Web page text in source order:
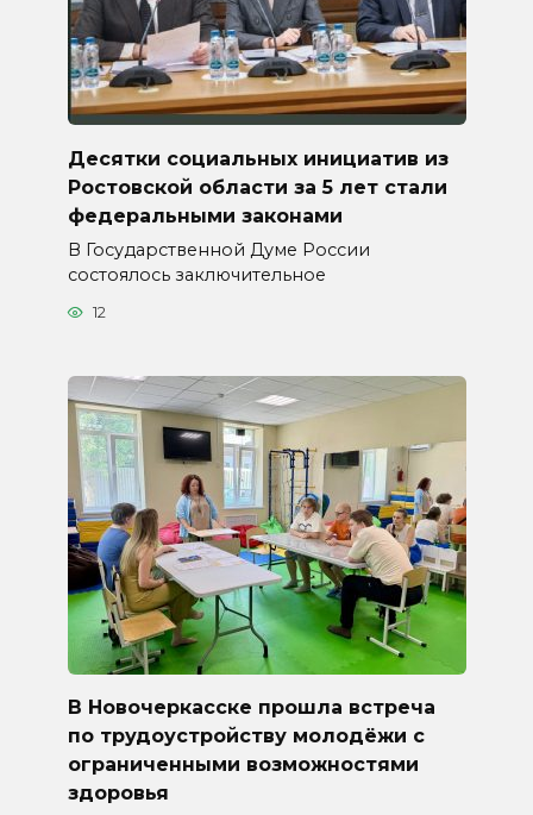
Десятки социальных инициатив из
Ростовской области за 5 лет стали
федеральными законами
В Государственной Думе России
состоялось заключительное
12
В Новочеркасске прошла встреча
по трудоустройству молодёжи с
ограниченными возможностями
здоровья